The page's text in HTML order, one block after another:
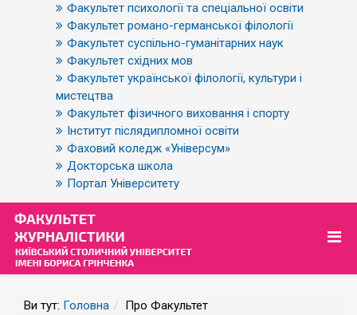
Факультет психології та спеціальної освіти
Факультет романо-германської філології
Факультет суспільно-гуманітарних наук
Факультет східних мов
Факультет української філології, культури і
мистецтва
Факультет фізичного виховання і спорту
Інститут післядипломної освіти
Фаховий коледж «Універсум»
Докторська школа
Портал Університету
Ви тут: Головна
Про Факультет